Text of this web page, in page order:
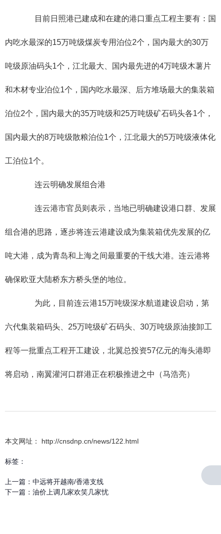
目前日照港已建成和在建的港口重点工程主要有：国
内吃水最深的15万吨级煤炭专用泊位2个，国内最大的30万
吨级原油码头1个，江北最大、国内最先进的4万吨级木薯片
和木材专业泊位1个，国内吃水最深、后方堆场最大的集装箱
泊位2个，国内最大的35万吨级和25万吨级矿石码头各1个，
国内最大的8万吨级散粮泊位1个，江北最大的5万吨级液体化
工泊位1个。
连云明确发展组合港
连云港市官员则表示，当地已明确建设港口群、发展
组合港的思路，逐步将连云港建设成为集装箱优先发展的亿
吨大港，成为青岛和上海之间最重要的干线大港。连云港将
确保欧亚大陆桥东方桥头堡的地位。
为此，目前连云港15万吨级深水航道建设启动，第
六代集装箱码头、25万吨级矿石码头、30万吨级原油接卸工
程等一批重点工程开工建设，北翼总投资57亿元的海头港即
将启动，南翼灌河口群港正在积极推进之中（马浩亮）
本文网址： http://cnsdnp.cn/news/122.html
标签：
上一篇： 中远将开越南/香港支线
下一篇： 油价上调几家欢笑几家忧